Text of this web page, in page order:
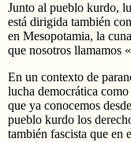
Junto al pueblo kurdo,
está dirigida también
en Mesopotamia, la
que nosotros llamamos
En un contexto de
lucha democrática
que ya conocemos
pueblo kurdo los
también fascista que